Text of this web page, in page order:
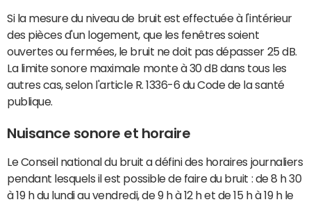
Si la mesure du niveau de bruit est effectuée à l'intérieur
des pièces d'un logement, que les fenêtres soient
ouvertes ou fermées, le bruit ne doit pas dépasser 25 dB.
La limite sonore maximale monte à 30 dB dans tous les
autres cas, selon l'article R. 1336-6 du Code de la santé
publique.
Nuisance sonore et horaire
Le Conseil national du bruit a défini des horaires journaliers
pendant lesquels il est possible de faire du bruit : de 8 h 30
à 19 h du lundi au vendredi, de 9 h à 12 h et de 15 h à 19 h le